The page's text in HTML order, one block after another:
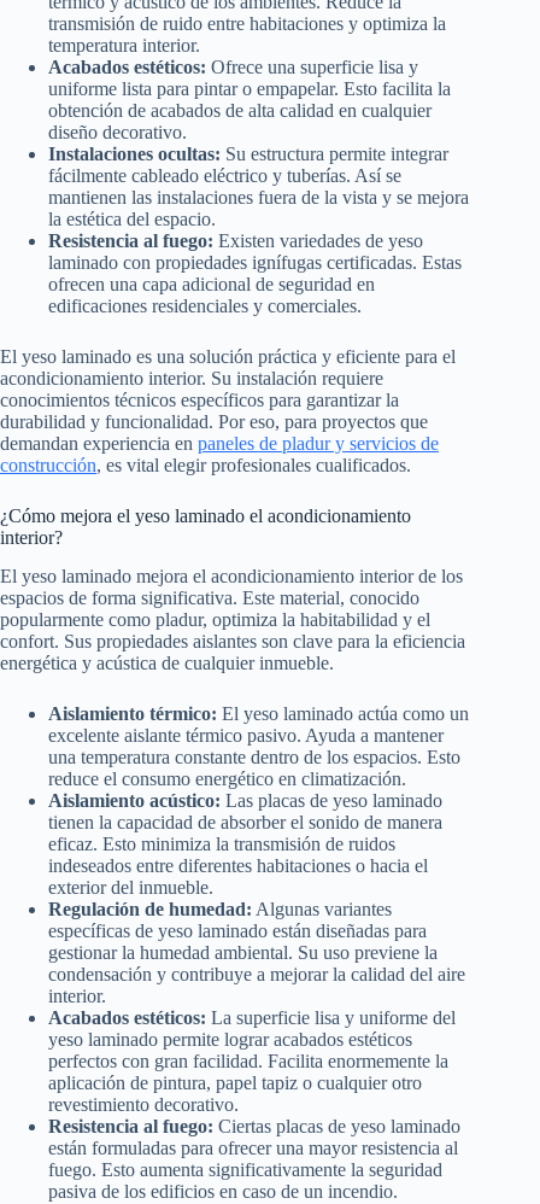
transmisión de ruido entre habitaciones y optimiza la
temperatura interior.
Acabados estéticos: Ofrece una superficie lisa y
uniforme lista para pintar o empapelar. Esto facilita la
obtención de acabados de alta calidad en cualquier
diseño decorativo.
Instalaciones ocultas: Su estructura permite integrar
fácilmente cableado eléctrico y tuberías. Así se
mantienen las instalaciones fuera de la vista y se mejora
la estética del espacio.
Resistencia al fuego: Existen variedades de yeso
laminado con propiedades ignífugas certificadas. Estas
ofrecen una capa adicional de seguridad en
edificaciones residenciales y comerciales.
El yeso laminado es una solución práctica y eficiente para el
acondicionamiento interior. Su instalación requiere
conocimientos técnicos específicos para garantizar la
durabilidad y funcionalidad. Por eso, para proyectos que
demandan experiencia en paneles de pladur y servicios de
construcción, es vital elegir profesionales cualificados.
¿Cómo mejora el yeso laminado el acondicionamiento
interior?
El yeso laminado mejora el acondicionamiento interior de los
espacios de forma significativa. Este material, conocido
popularmente como pladur, optimiza la habitabilidad y el
confort. Sus propiedades aislantes son clave para la eficiencia
energética y acústica de cualquier inmueble.
Aislamiento térmico: El yeso laminado actúa como un
excelente aislante térmico pasivo. Ayuda a mantener
una temperatura constante dentro de los espacios. Esto
reduce el consumo energético en climatización.
Aislamiento acústico: Las placas de yeso laminado
tienen la capacidad de absorber el sonido de manera
eficaz. Esto minimiza la transmisión de ruidos
indeseados entre diferentes habitaciones o hacia el
exterior del inmueble.
Regulación de humedad: Algunas variantes
específicas de yeso laminado están diseñadas para
gestionar la humedad ambiental. Su uso previene la
condensación y contribuye a mejorar la calidad del aire
interior.
Acabados estéticos: La superficie lisa y uniforme del
yeso laminado permite lograr acabados estéticos
perfectos con gran facilidad. Facilita enormemente la
aplicación de pintura, papel tapiz o cualquier otro
revestimiento decorativo.
Resistencia al fuego: Ciertas placas de yeso laminado
están formuladas para ofrecer una mayor resistencia al
fuego. Esto aumenta significativamente la seguridad
pasiva de los edificios en caso de un incendio.